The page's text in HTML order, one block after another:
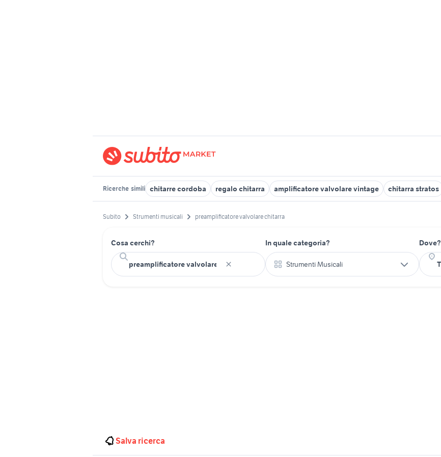
Ricerche simili chitarre cordoba regalo chitarra amplificatore valvolare vintage chitarra stratos
Subito Strumenti musicali preamplificatore valvolare chitarra
Cosa cerchi? In quale categoria?
Strumenti Musicali
Dove?
Salva ricerca